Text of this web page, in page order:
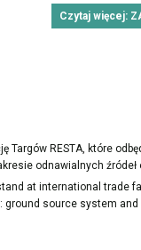
Czytaj więcej:
RESTA, które
odnawialnych
at international trade
ground source system